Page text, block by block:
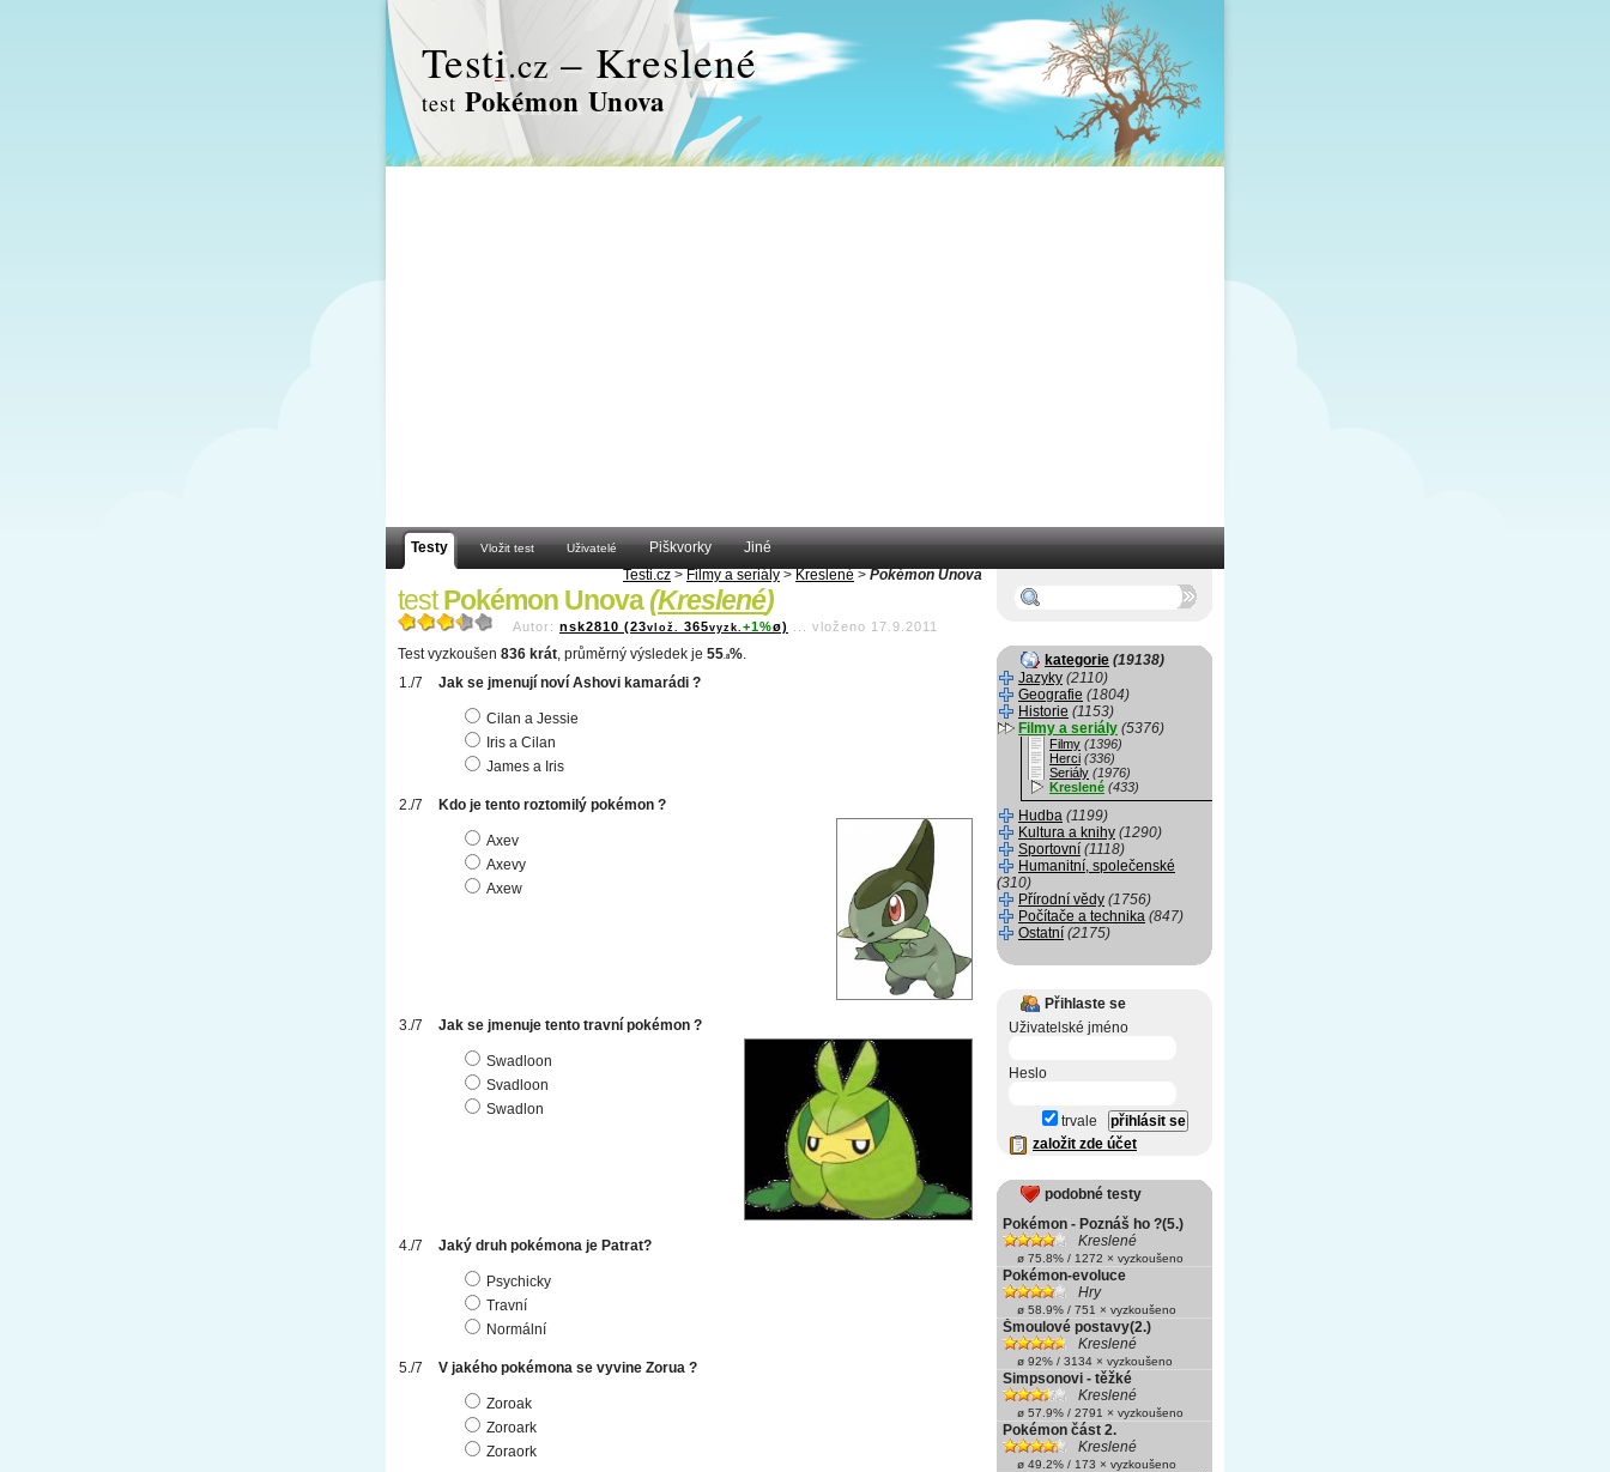
Testi.cz – Kreslené
test Pokémon Unova
Testy Vložit test Uživatelé Piškvorky
Jiné
Testi.cz > Filmy a seriály > Kreslené > Pokémon Unova
testPokémon Unova(Kreslené)
Autor: nsk2810 (23vlož. 365vyzk. +1%ø) vloženo 17.9.2011
Test vyzkoušen 836 krát, průměrný výsledek je 55 .8%.
Jak se jmenují noví Ashovi kamarádi ?
Cilan a Jessie
Iris a Cilan
James a Iris
Kdo je tento roztomilý pokémon ?
Axev
Axevy
Axew
Jak se jmenuje tento travní pokémon ?
Swadloon
Svadloon
Swadlon
Jaký druh pokémona je Patrat?
Psychicky
Travní
Normální
V jakého pokémona se vyvine Zorua ?
Zoroak
Zoroark
Zoraork
kategorie (19138)
Jazyky (2110)
Geografie (1804)
Historie (1153)
Filmy a seriály (5376)
Filmy (1396)
Herci (336)
Seriály (1976)
Kreslené (433)
Hudba (1199)
Kultura a knihy (1290)
Sportovní (1118)
Humanitní, společenské
(310)
Přírodní vědy (1756)
Počítače a technika (847)
Ostatní (2175)
Přihlaste se
Uživatelské jméno
Heslo
trvale
založit zde účet
podobné testy
Pokémon - Poznáš ho ?(5.)
Kreslené
ø 75.8% / 1272 × vyzkoušeno
Pokémon-evoluce
Hry
ø 58.9% / 751 × vyzkoušeno
Šmoulové postavy(2.)
Kreslené
ø 92% / 3134 × vyzkoušeno
Simpsonovi - těžké
Kreslené
ø 57.9% / 2791 × vyzkoušeno
Pokémon část 2.
Kreslené
ø 49.2% / 173 × vyzkoušeno